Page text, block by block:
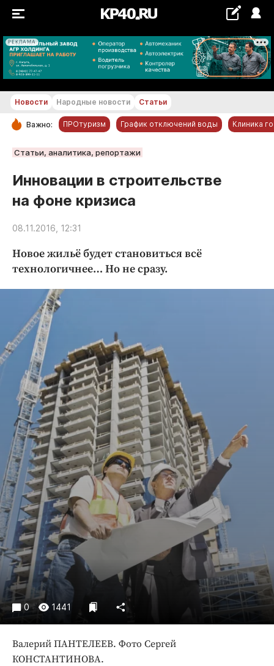
РЕКЛАМА
+23...+24 °С
РУБРИКИ
Новости компаний
Статьи
Народные новости
Авто и транспорт
Благоустройство
Культура
Недвижимость и ЖКХ
Образование
Общество
Погода
Праздники
Происшествия
Спорт
Экономика и бизнес
ПРОЕКТЫ
Блоги
Издания
Медиаперсона
Интересное чтиво
Клиника года
Бренд года
Работодатель года
Новости Народные новости Статьи
Важно: ПРОтуризм График отключений воды Клиника
Статьи, аналитика, репортажи
Инновации в строительстве
на фоне кризиса
08.11.2016, 12:31
Новое жильё будет становиться всё
технологичнее… Но не сразу.
0 1441
Валерий ПАНТЕЛЕЕВ. Фото Сергей
КОНСТАНТИНОВА.